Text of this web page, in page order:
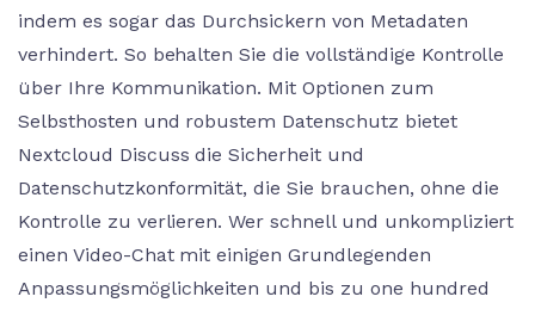
indem es sogar das Durchsickern von Metadaten
verhindert. So behalten Sie die vollständige Kontrolle
über Ihre Kommunikation. Mit Optionen zum
Selbsthosten und robustem Datenschutz bietet
Nextcloud Discuss die Sicherheit und
Datenschutzkonformität, die Sie brauchen, ohne die
Kontrolle zu verlieren. Wer schnell und unkompliziert
einen Video-Chat mit einigen Grundlegenden
Anpassungsmöglichkeiten und bis zu one hundred